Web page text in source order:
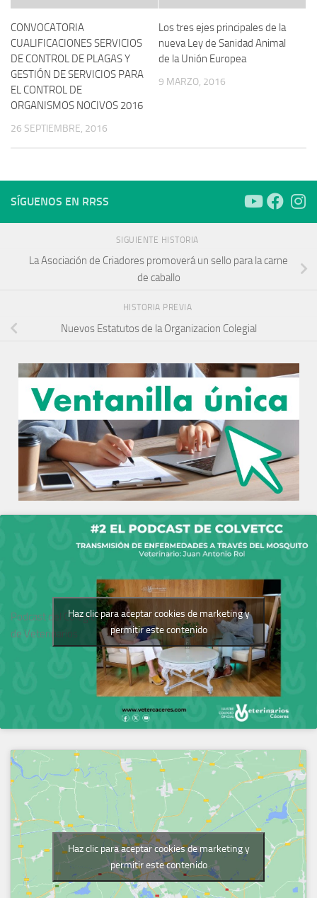
CONVOCATORIA
CUALIFICACIONES SERVICIOS
DE CONTROL DE PLAGAS Y
GESTIÓN DE SERVICIOS PARA
EL CONTROL DE
ORGANISMOS NOCIVOS 2016
26 SEPTIEMBRE, 2016
Los tres ejes principales de la
nueva Ley de Sanidad Animal
de la Unión Europea
9 MARZO, 2016
SÍGUENOS EN RRSS
SIGUIENTE HISTORIA
La Asociación de Criadores promoverá un sello para la carne
de caballo
HISTORIA PREVIA
Nuevos Estatutos de la Organizacion Colegial
Podcast del Colegio
de Veterinarios
Haz clic para aceptar cookies de marketing y
permitir este contenido
Haz clic para aceptar cookies de marketing y
permitir este contenido